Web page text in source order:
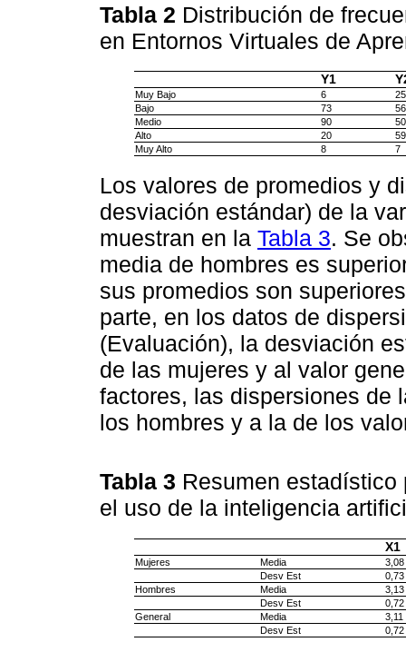
Tabla 2 Distribución de
en Entornos Virtuales de
Y1
Muy Bajo 6
25
Bajo
73
56
Medio
90
50
Alto
20
59
Muy Alto
8 7
Los valores de promedios y
desviación estándar) de la
muestran en la Tabla 3. Se
media de hombres es
sus promedios son
parte, en los datos de
(Evaluación), la desviación
de las mujeres y al valor
factores, las dispersiones de
los hombres y a la de los
Tabla 3 Resumen
el uso de la inteligencia
X1
Mujeres Media
3,08
Desv Est
0,73
Hombres
Media
3,13
Desv Est
0,72
General
Media
3,11
Desv Est
0,72